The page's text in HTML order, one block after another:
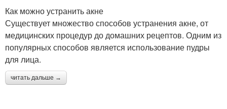
Как можно устранить акне
Существует множество способов устранения акне, от
медицинских процедур до домашних рецептов. Одним из
популярных способов является использование пудры
для лица.
читать дальше →